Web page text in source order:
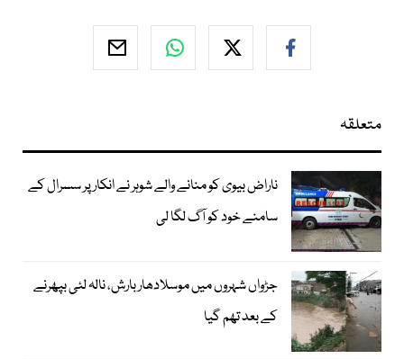
متعلقہ
ناراض بیوی کو منانے والے شوہر نے انکار پر سسرال کے
سامنے خود کو آگ لگا لی
جڑواں شہروں میں موسلادھار بارش، نالہ لئی بپھرنے
کے بعد تھم گیا